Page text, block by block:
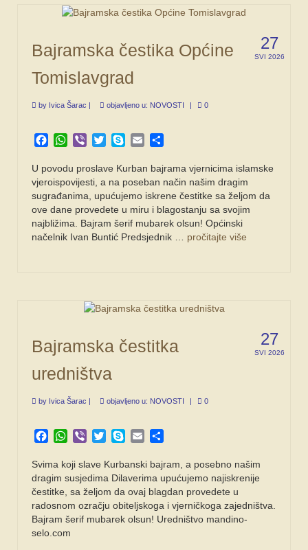
27
SVI 2026
Bajramska čestika Općine
Tomislavgrad
by Ivica Šarac | objavljeno u: NOVOSTI | 0
Facebook
WhatsApp
Viber TwitterSkypeEmail
U povodu proslave Kurban bajrama vjernicima islamske
vjeroispovijesti, a na poseban način našim dragim
sugrađanima, upućujemo iskrene čestitke sa željom da
ove dane provedete u miru i blagostanju sa svojim
najbližima. Bajram šerif mubarek olsun! Općinski
načelnik Ivan Buntić Predsjednik … pročitajte više
27
SVI 2026
Bajramska čestitka
uredništva
by Ivica Šarac | objavljeno u: NOVOSTI | 0
Facebook
WhatsApp
Viber TwitterSkypeEmail
Svima koji slave Kurbanski bajram, a posebno našim
dragim susjedima Dilaverima upućujemo najiskrenije
čestitke, sa željom da ovaj blagdan provedete u
radosnom ozračju obiteljskoga i vjerničkoga zajedništva.
Bajram šerif mubarek olsun! Uredništvo mandino-
selo.com